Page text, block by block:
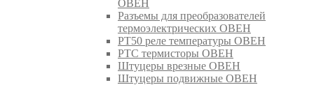
ОВЕН
Разъемы для преобразователей
термоэлектрических ОВЕН
РТ50 реле температуры ОВЕН
РТС термисторы ОВЕН
Штуцеры врезные ОВЕН
Штуцеры подвижные ОВЕН